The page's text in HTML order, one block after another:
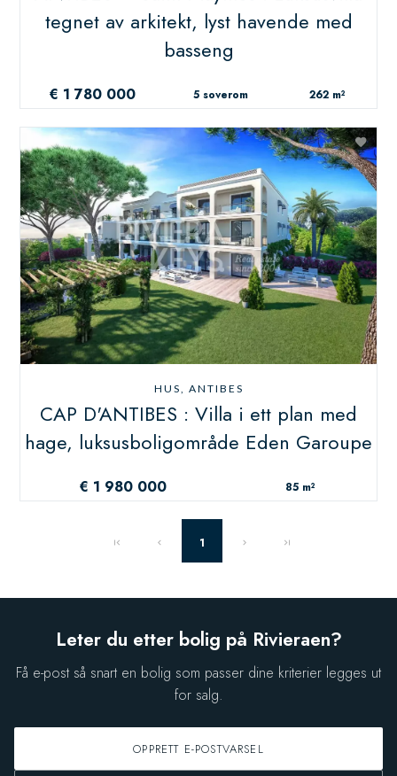
tegnet av arkitekt, lyst havende med
basseng
€ 1 780 000 5 soverom 262 m²
HUS, ANTIBES
CAP D'ANTIBES : Villa i ett plan med
hage, luksusboligområde Eden Garoupe
€ 1 980 000 85 m²
1
Leter du etter bolig på Rivieraen?
Få e-post så snart en bolig som passer dine kriterier legges ut
for salg.
OPPRETT E-POSTVARSEL